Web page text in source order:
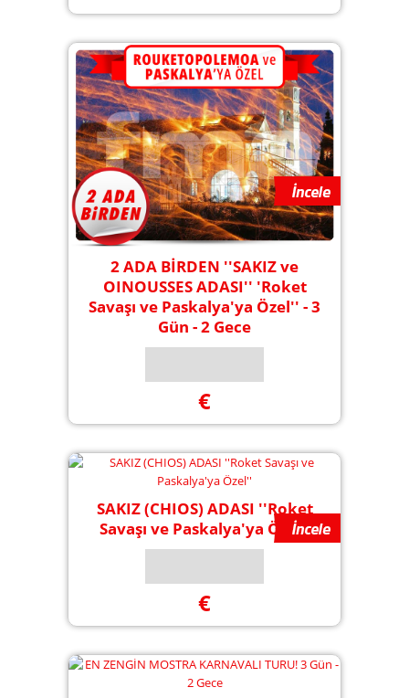
2 ADA BİRDEN ''SAKIZ ve
OINOUSSES ADASI'' 'Roket
Savaşı ve Paskalya'ya Özel'' - 3
Gün - 2 Gece
€
SAKIZ (CHIOS) ADASI ''Roket
Savaşı ve Paskalya'ya Özel''
€